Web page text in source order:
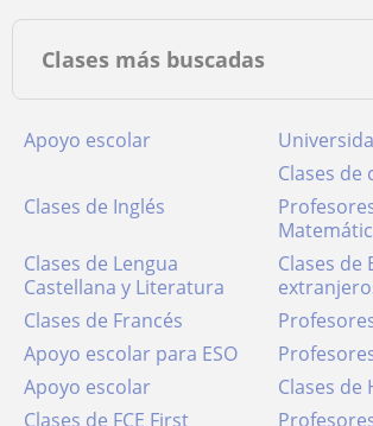
Clases más buscadas
Apoyo escolar
Clases
Clases de Inglés
Profesores de
Clases de Lengua
Castellana y Literatura
Clases de Español para
Clases de Francés
Apoyo escolar para ESO
Apoyo escolar
Clases
Clases de FCE First